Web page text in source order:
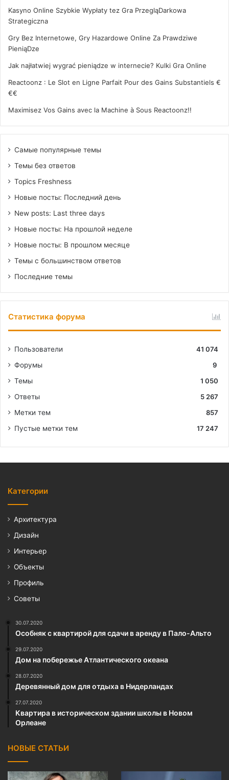
Kasyno Online Szybkie Wypłaty tez Gra PrzegląDarkowa
Strategiczna
Gry Bez Internetowe, Gry Hazardowe Online Za Prawdziwe
PieniąDze
Jak najłatwiej wygrać pieniądze w internecie? Kulki Gra Online
Reactoonz : Le Slot en Ligne Parfait Pour des Gains Substantiels €
€€
Maximisez Vos Gains avec la Machine à Sous Reactoonz!!
Самые популярные темы
Темы без ответов
Topics Freshness
Новые посты: Последний день
New posts: Last three days
Новые посты: На прошлой неделе
Новые посты: В прошлом месяце
Темы с большинством ответов
Последние темы
Статистика форума
Пользователи
41 074
Форумы
9
Темы
1 050
Ответы
5 267
Метки тем
857
Пустые метки тем
17 247
Категории
Архитектура
Дизайн
Интерьер
Объекты
Профиль
Советы
30.07.2020
Особняк с квартирой для сдачи в аренду в Пало-Альто
29.07.2020
Дом на побережье Атлантического океана
28.07.2020
Деревянный дом для отдыха в Нидерландах
27.07.2020
Квартира в историческом здании школы в Новом
Орлеане
НОВЫЕ СТАТЬИ